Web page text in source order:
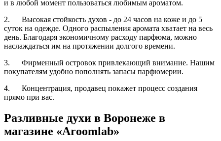
и в любой момент пользоваться любимым ароматом.
2. Высокая стойкость духов - до 24 часов на коже и до 5
суток на одежде. Одного распыления аромата хватает на весь
день. Благодаря экономичному расходу парфюма, можно
наслаждаться им на протяжении долгого времени.
3. Фирменный островок привлекающий внимание. Нашим
покупателям удобно пополнять запасы парфюмерии.
4. Концентрация, продавец покажет процесс создания
прямо при вас.
Разливные духи в Воронеже в
магазине «Aroomlab»